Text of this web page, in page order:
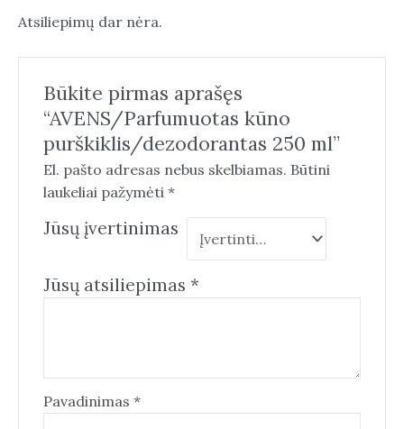
Atsiliepimų dar nėra.
Būkite pirmas aprašęs
“AVENS/Parfumuotas kūno
purškiklis/dezodorantas 250 ml”
El. pašto adresas nebus skelbiamas. Būtini
laukeliai pažymėti *
Jūsų įvertinimas
Jūsų atsiliepimas *
Pavadinimas *